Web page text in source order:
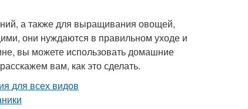
а также для выращивания овощей,
они нуждаются в правильном уходе и
вы можете использовать домашние
вам, как это сделать.